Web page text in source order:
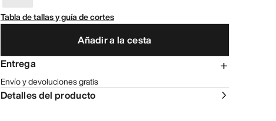
Tabla de tallas y guía de cortes
Añadir a la cesta
Entrega
Envío y devoluciones gratis
Detalles del producto